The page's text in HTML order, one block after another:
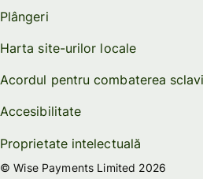
Plângeri
Harta site-urilor locale
Acordul pentru combaterea
Accesibilitate
Proprietate intelectuală
© Wise Payments Limited 2026